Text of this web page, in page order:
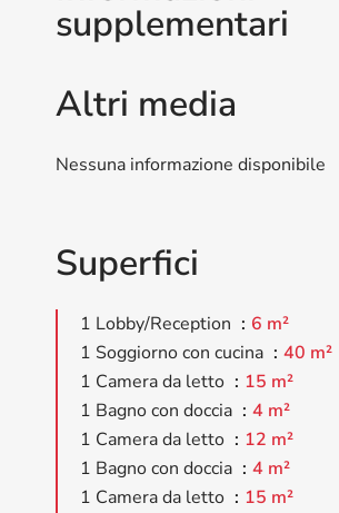
supplementari
Altri media
Nessuna informazione disponibile
Superfici
1 Lobby/Reception
6 m²
1 Soggiorno con cucina
40 m²
1 Camera da letto
15 m²
1 Bagno con doccia
4 m²
1 Camera da letto
12 m²
1 Bagno con doccia
4 m²
1 Camera da letto
15 m²